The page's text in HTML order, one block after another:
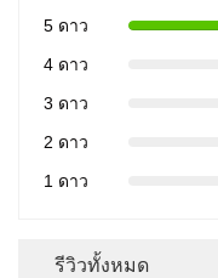
5 ดาว
4 ดาว
3 ดาว
2 ดาว
1 ดาว
รีวิวทั้งหมด